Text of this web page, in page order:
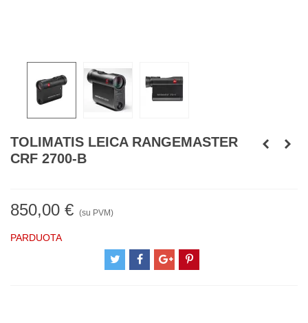
TOLIMATIS LEICA RANGEMASTER
CRF 2700-B
850,00 € (su PVM)
PARDUOTA